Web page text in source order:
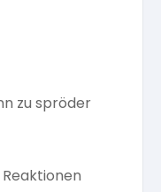
zu spröder